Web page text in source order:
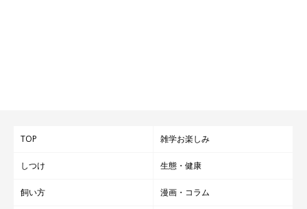
TOP 雑学お楽しみ
しつけ 生態・健康
飼い方 漫画・コラム